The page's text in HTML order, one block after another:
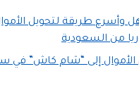
وأسرع طريقة لتحويل
من السعودية
إلى “شام كاش” في